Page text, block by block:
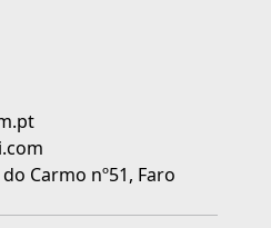
Carmo nº51, Faro